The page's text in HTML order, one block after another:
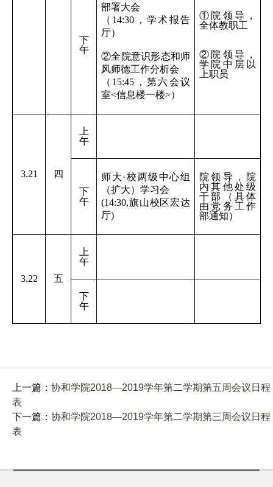
下
午
部署大会
（14:30，学术报告
厅）
②全院意识形态和师
风师德工作分析会
（15:45，第六会议
室<信息楼一楼>）
①院领导，
全体教职工
②院领导，
学院中层以
上职员
3.21 四
上
午
下
午
师大·校两级中心组
（扩大）学习会
(14:30,旗山校区宏达
厅)
院领导，院
内其他处级
干部（具体
由党务工作
部通知）
3.22 五
上
午
下
午
上一篇： 协和学院2018—2019学年第二学期第五周会议日程
表
下一篇： 协和学院2018—2019学年第二学期第三周会议日程
表